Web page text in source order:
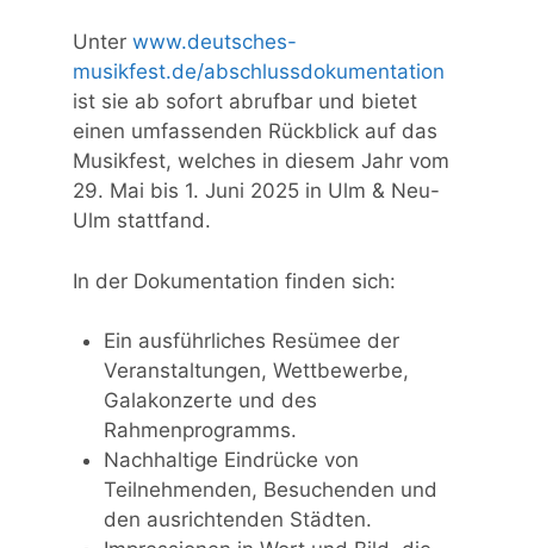
Unterwww.deutsches-
musikfest.de/abschlussdokumentation
ist sie ab sofort abrufbar und bietet
einen umfassenden Rückblick auf das
Musikfest, welches in diesem Jahr vom
29. Mai bis 1. Juni 2025 in Ulm & Neu-
Ulm stattfand.
In der Dokumentation finden sich:
Ein ausführliches Resümee der
Veranstaltungen, Wettbewerbe,
Galakonzerte und des
Rahmenprogramms.
Nachhaltige Eindrücke von
Teilnehmenden, Besuchenden und
den ausrichtenden Städten.